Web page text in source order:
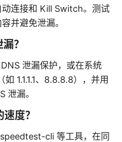
连接和 Kill Switch。测试
并避免泄漏。
？
泄漏保护，或在系统
1.1.1.1、8.8.8.8），并用
泄漏。
度？
cli 等工具，在同